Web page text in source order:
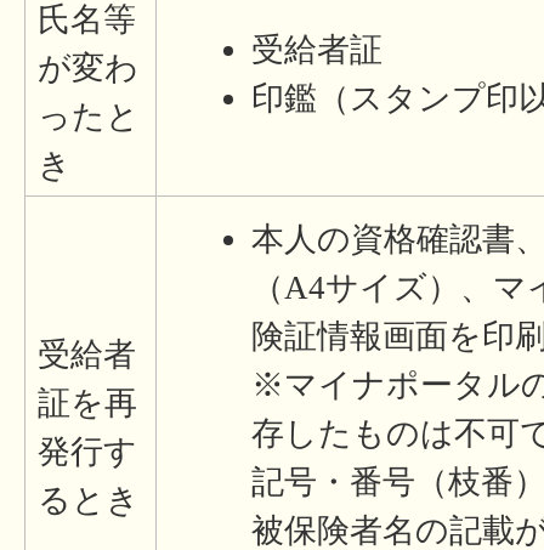
氏名等
が変わ
ったと
き
受給者証
印鑑（スタンプ印
受給者
証を再
発行す
るとき
本人の資格確認書
（A4サイズ）、
険証情報画面を印
※マイナポータル
存したものは不可
記号・番号（枝番
被保険者名の記載